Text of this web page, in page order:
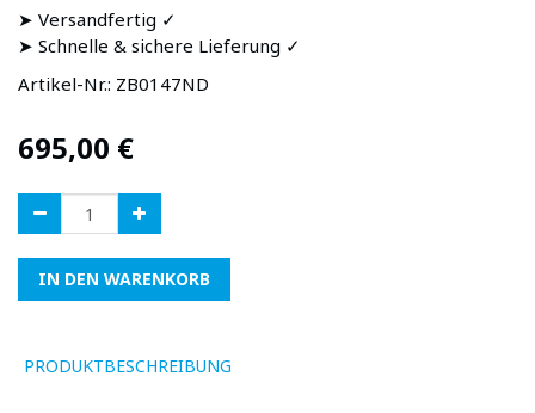
➤ Versandfertig ✓
➤ Schnelle & sichere Lieferung ✓
Artikel-Nr.: ZB0147ND
695,00 €
IN DEN WARENKORB
PRODUKTBESCHREIBUNG